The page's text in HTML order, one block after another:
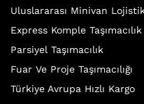
Uluslararası Minivan
Express Komple Taşımacılık
Parsiyel Taşımacılık
Fuar Ve Proje Taşımacılığı
Türkiye Avrupa Hızlı Kargo